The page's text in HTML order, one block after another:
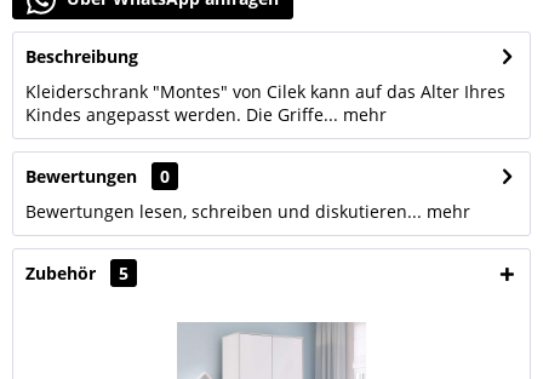
Beschreibung
Kleiderschrank "Montes" von Cilek kann auf das Alter Ihres
Kindes angepasst werden. Die Griffe... mehr
Bewertungen
0
Bewertungen lesen, schreiben und diskutieren... mehr
Zubehör 5